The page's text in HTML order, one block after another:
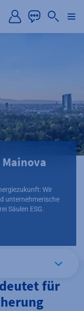
Wir
unternehmerische
Säulen ESG.
für